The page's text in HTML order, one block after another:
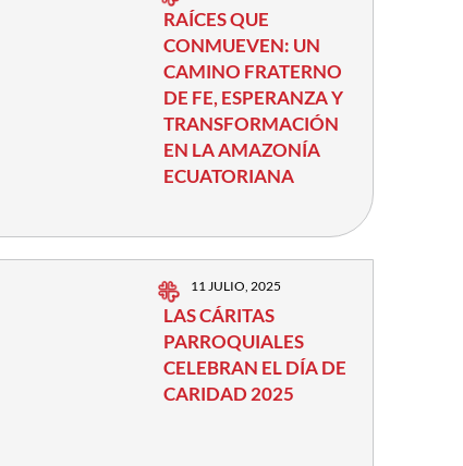
RAÍCES QUE
CONMUEVEN: UN
CAMINO FRATERNO
DE FE, ESPERANZA Y
TRANSFORMACIÓN
EN LA AMAZONÍA
ECUATORIANA
11 JULIO, 2025
LAS CÁRITAS
PARROQUIALES
CELEBRAN EL DÍA DE
CARIDAD 2025